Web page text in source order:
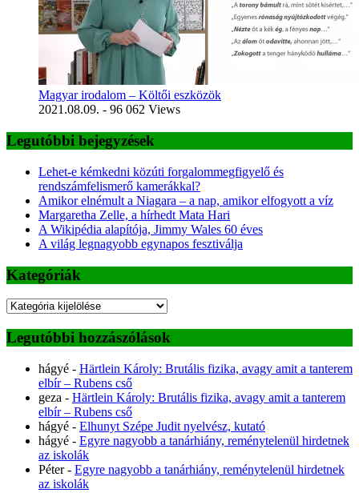
Magyar irodalom – Költői eszközök
2021.08.09. - 96 062 Views
Legutóbbi bejegyzések
Lehet-e kémkedni közúti forgalommegfigyelő és
rendszámfelismerő kamerákkal?
Amikor elnémult a Niagara – a nap, amikor elfogyott a víz
Margaretha Zelle, a hírhedt Mata Hari
A Wikipédia alapítója, Jimmy Wales 60 éves
A világ legnagyobb egynapos fesztiválja
Kategóriák
Kategóriák
Legutóbbi hozzászólások
hágyé - Härtlein Károly: Brutális fizika, avagy amit a tanterem
elbír – Rubens cső
geza - Härtlein Károly: Brutális fizika, avagy amit a tanterem
elbír – Rubens cső
hágyé - Elhunyt Szépe Judit nyelvész, kutató
hágyé - Egyre nagyobb a tanárhiány, reménytelenül hirdetnek
az iskolák
Péter- Egyre nagyobb a tanárhiány, reménytelenül hirdetnek
az iskolák